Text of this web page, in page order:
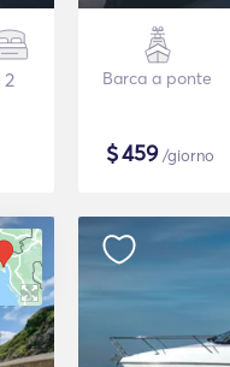
2 Barca a ponte
$459/giorno